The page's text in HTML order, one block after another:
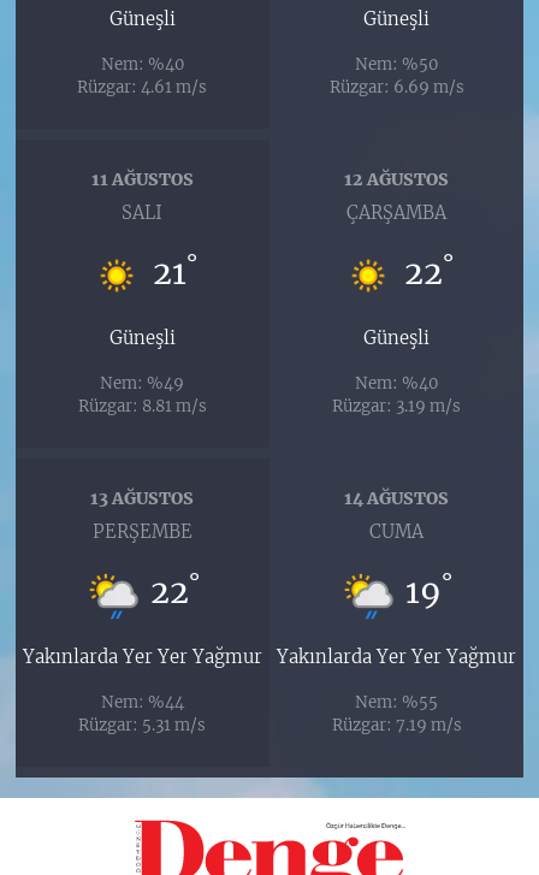
Güneşli
Nem: %40
Rüzgar: 4.61 m/s
Güneşli
Nem: %50
Rüzgar: 6.69 m/s
11 AĞUSTOS
SALI
21°
Güneşli
Nem: %49
Rüzgar: 8.81 m/s
12 AĞUSTOS
ÇARŞAMBA
22°
Güneşli
Nem: %40
Rüzgar: 3.19 m/s
13 AĞUSTOS
PERŞEMBE
22°
Yakınlarda Yer Yer Yağmur
Nem: %44
Rüzgar: 5.31 m/s
14 AĞUSTOS
CUMA
19°
Yakınlarda Yer Yer Yağmur
Nem: %55
Rüzgar: 7.19 m/s